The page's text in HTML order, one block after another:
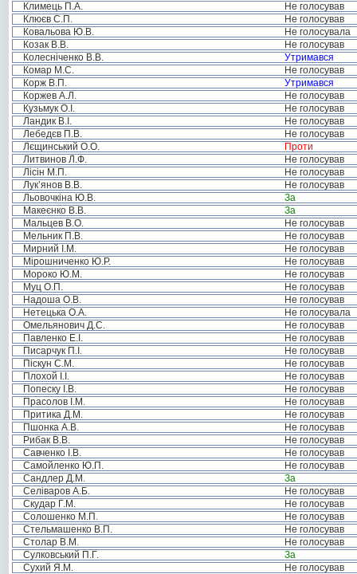
Климець П.А.
Не голосував
Клюєв С.П.
Не голосував
Ковальова Ю.В.
Не голосувала
Козак В.В.
Не голосував
Колесніченко В.В.
Утримався
Комар М.С.
Не голосував
Корж В.П.
Утримався
Коржев А.Л.
Не голосував
Кузьмук О.І.
Не голосував
Ландик В.І.
Не голосував
Лебедєв П.В.
Не голосував
Лєщинський О.О.
Проти
Литвинов Л.Ф.
Не голосував
Лісін М.П.
Не голосував
Лук’янов В.В.
Не голосував
Льовочкіна Ю.В.
За
Макеєнко В.В.
За
Мальцев В.О.
Не голосував
Мельник П.В.
Не голосував
Мирний І.М.
Не голосував
Мірошниченко Ю.Р.
Не голосував
Мороко Ю.М.
Не голосував
Муц О.П.
Не голосував
Надоша О.В.
Не голосував
Нетецька О.А.
Не голосувала
Омельянович Д.С.
Не голосував
Павленко Е.І.
Не голосував
Писарчук П.І.
Не голосував
Піскун С.М.
Не голосував
Плохой І.І.
Не голосував
Попеску І.В.
Не голосував
Прасолов І.М.
Не голосував
Притика Д.М.
Не голосував
Пшонка А.В.
Не голосував
Рибак В.В.
Не голосував
Савченко І.В.
Не голосував
Самойленко Ю.П.
Не голосував
Сандлер Д.М.
За
Селіваров А.Б.
Не голосував
Скудар Г.М.
Не голосував
Солошенко М.П.
Не голосував
Стельмашенко В.П.
Не голосував
Столар В.М.
Не голосував
Сулковський П.Г.
За
Сухий Я.М.
Не голосував